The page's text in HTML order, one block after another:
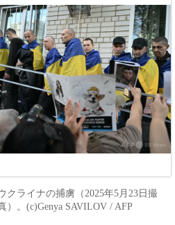
クライナの捕虜（2025年5月23日撮
）。(c)Genya SAVILOV / AFP